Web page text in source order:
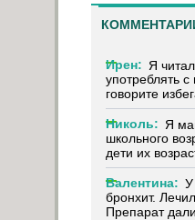
Ирен: Я
употреблять
говорите
Николь: Я
школьного
дети их
Валентина: У
бронхит.
Препарат дали